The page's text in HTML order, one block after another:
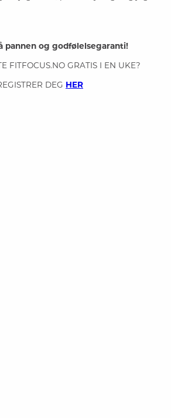
pannen og godfølelsegaranti!
FITFOCUS.NO GRATIS I EN UKE?
DEG HER